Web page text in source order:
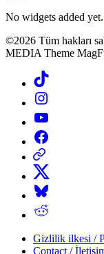
No widgets added yet.
©2026 Tüm hakları
MEDIA Theme
Tiktok
Instagram
YouTube
Facebook
Threads
X
Bluesky
Reddit
Gizlilik ilkesi /
Contact /